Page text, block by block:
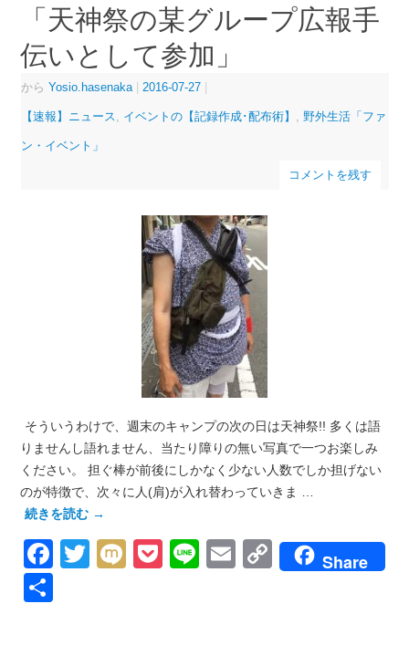
「天神祭の某グループ広報手
伝いとして参加」
から Yosio.hasenaka | 2016-07-27 |
【速報】ニュース イベントの【記録作成･配布術】 野外生活「ファ
ン・イベント」
コメントを残す
そういうわけで、週末のキャンプの次の日は天神祭!! 多くは語
りませんし語れません、当たり障りの無い写真で一つお楽しみ
ください。 担ぐ棒が前後にしかなく少ない人数でしか担げない
のが特徴で、次々に人(肩)が入れ替わっていきま …
続きを読む →
Facebook
Twitter
MixiPocket
LineEmailCopyShare